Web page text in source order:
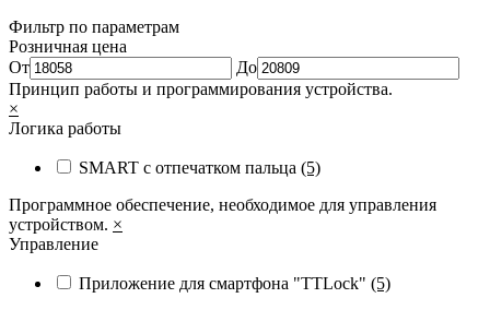
Фильтр по параметрам
Розничная цена
От
До
Принцип работы и программирования устройства.
×
Логика работы
SMART с отпечатком пальца (5)
Программное обеспечение, необходимое для управления
устройством. ×
Управление
Приложение для смартфона "TTLock" (5)